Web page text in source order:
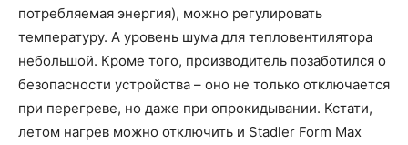
потребляемая энергия), можно регулировать
температуру. А уровень шума для тепловентилятора
небольшой. Кроме того, производитель позаботился о
безопасности устройства – оно не только отключается
при перегреве, но даже при опрокидывании. Кстати,
летом нагрев можно отключить и Stadler Form Max